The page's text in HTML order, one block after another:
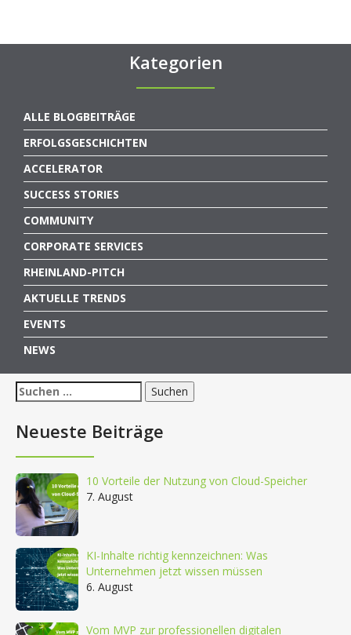
Kategorien
ALLE BLOGBEITRÄGE
ERFOLGSGESCHICHTEN
ACCELERATOR
SUCCESS STORIES
COMMUNITY
CORPORATE SERVICES
RHEINLAND-PITCH
AKTUELLE TRENDS
EVENTS
NEWS
Suchen
nach:
Neueste Beiträge
10 Vorteile der Nutzung von Cloud-Speicher
7. August
KI-Inhalte richtig kennzeichnen: Was
Unternehmen jetzt wissen müssen
6. August
Vom MVP zur professionellen digitalen